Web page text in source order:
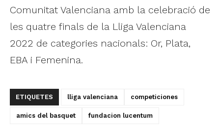
Comunitat Valenciana amb la celebració de
les quatre finals de la Lliga Valenciana
2022 de categories nacionals: Or, Plata,
EBA i Femenina.
ETIQUETES lliga valenciana competiciones
amics del basquet fundacion lucentum